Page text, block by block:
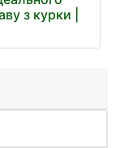
з курки |